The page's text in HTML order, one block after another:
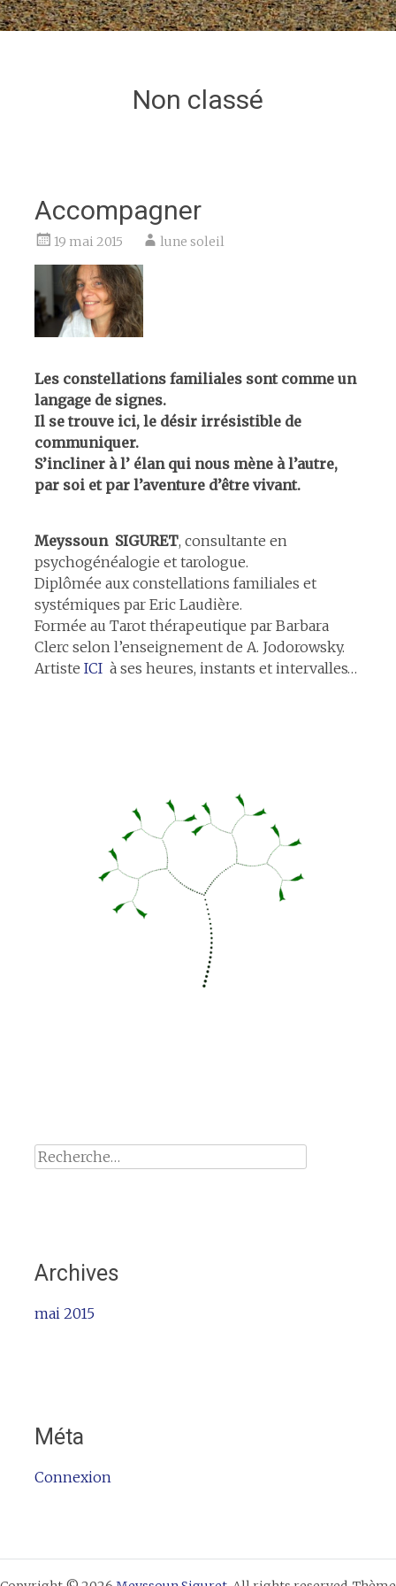
Non classé
Accompagner
19 mai 2015 lune soleil
Les constellations familiales sont comme un
langage de signes.
Il se trouve ici, le désir irrésistible de
communiquer.
S’incliner à l’ élan qui nous mèneà l’autre,
par soi et par l’aventure d’être vivant.
Meyssoun SIGURET, consultante en
psychogénéalogie et tarologue.
Diplômée aux constellations familiales et
systémiques par Eric Laudière.
Formée au Tarot thérapeutique par Barbara
Clerc selon l’enseignement de A. Jodorowsky.
Artiste ICIà ses heures, instants et intervalles…
Rechercher :
Archives
mai 2015
Méta
Connexion